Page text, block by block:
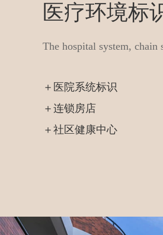
医疗环境标
The hospital system,
＋医院系统标识
＋连锁房店
＋社区健康中心